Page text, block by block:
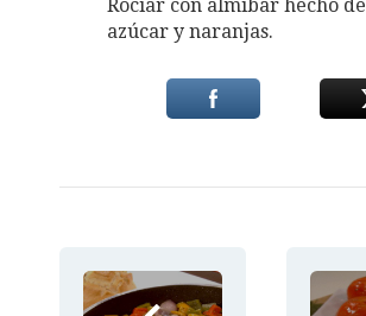
Rociar con almíbar hecho de
azúcar y naranjas.